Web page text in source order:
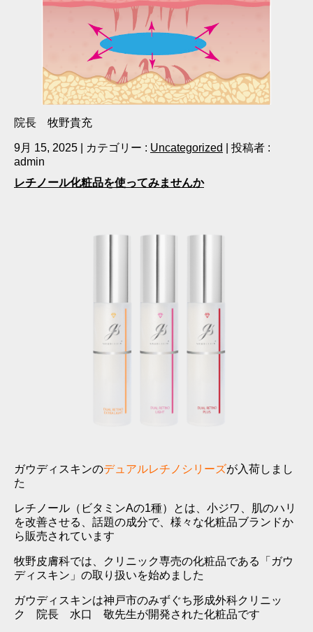
院長 牧野貴充
9月 15, 2025 カテゴリー : Uncategorized
投稿者 :
admin
レチノール化粧品を使ってみませんか
ガウディスキンのデュアルレチノシリーズが入荷しまし
た
レチノール（ビタミンAの1種）とは、小ジワ、肌のハリ
を改善させる、話題の成分で、様々な化粧品ブランドか
ら販売されています
牧野皮膚科では、クリニック専売の化粧品である「ガウ
ディスキン」の取り扱いを始めました
ガウディスキンは神戸市のみずぐち形成外科クリニッ
ク 院長 水口 敬先生が開発された化粧品です